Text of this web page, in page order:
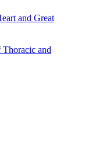
and Great
and